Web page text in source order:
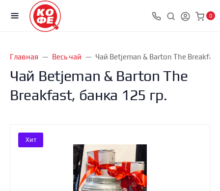
0
Главная Весь чай Чай Вetjeman & Barton The
Чай Вetjeman & Barton The
Breakfast, банка 125 гр.
Хит